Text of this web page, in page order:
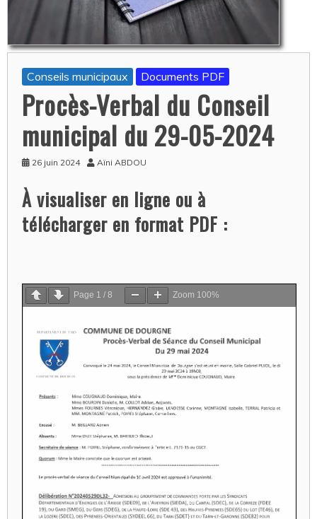
Conseils municipaux Documents PDF
Procès-Verbal du Conseil
municipal du 29-05-2024
26 juin 2024 Aïni ABDOU
À visualiser en ligne ou à
télécharger en format PDF :
Page 1 / 8 Zoom 100%